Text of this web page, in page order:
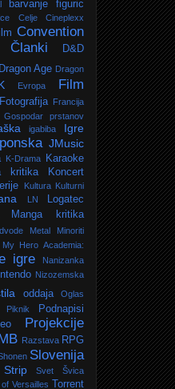
barvanje figuric
Celje Cineplexx
Convention
Članki
D&D
Dragon Age Dragon
Evropa
Film
Fotografija Francija
Gospodar prstanov
igabiba Igre
JMusic
K-Drama Karaoke
kritika
Koncert
Kultura Kulturni
LN
Logatec
Manga kritika
Metal Minoriti
My Hero Academia:
igre
Nanizanka
Nizozemska
oddaja Oglas
Piknik Podnapisi
Projekcije
Razstava RPG
Slovenija
Strip Svet
Švica
Versailles Torrent